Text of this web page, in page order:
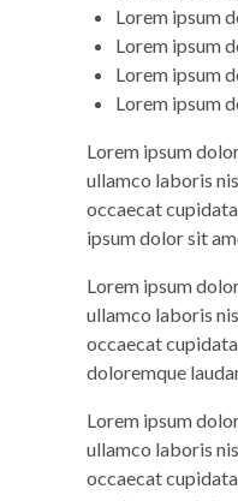
Lorem ipsum
Lorem ipsum
Lorem ipsum
Lorem ipsum
Lorem ipsum
ullamco laboris
occaecat
ipsum dolor sit
Lorem ipsum
ullamco laboris
occaecat
doloremque
Lorem ipsum
ullamco laboris
occaecat